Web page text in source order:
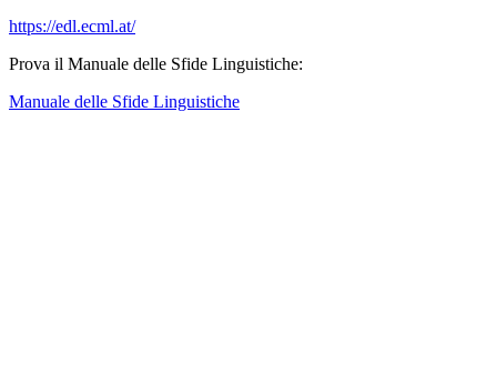
https://edl.ecml.at/
Prova il Manuale delle Sfide Linguistiche:
Manuale delle Sfide Linguistiche